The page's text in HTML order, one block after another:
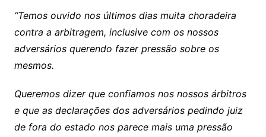
“Temos ouvido nos últimos dias muita choradeira
contra a arbitragem, inclusive com os nossos
adversários querendo fazer pressão sobre os
mesmos.
Queremos dizer que confiamos nos nossos árbitros
e que as declarações dos adversários pedindo juiz
de fora do estado nos parece mais uma pressão